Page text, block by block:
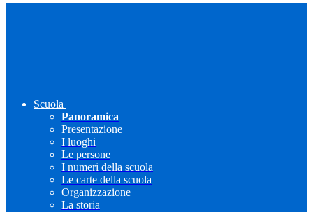
Scuola
Panoramica
Presentazione
I luoghi
Le persone
I numeri della scuola
Le carte della scuola
Organizzazione
La storia